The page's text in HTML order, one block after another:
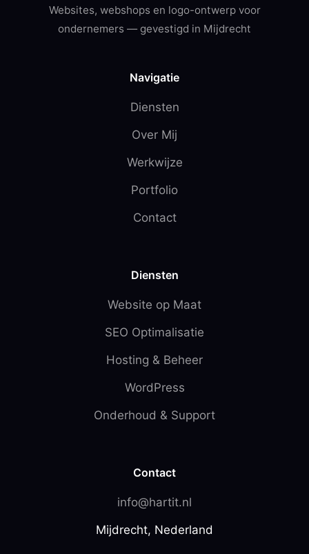
Websites, webshops en logo-ontwerp voor
ondernemers — gevestigd in Mijdrecht
Navigatie
Diensten
Over Mij
Werkwijze
Portfolio
Contact
Diensten
Website op Maat
SEO Optimalisatie
Hosting & Beheer
WordPress
Onderhoud & Support
Contact
info@hartit.nl
Mijdrecht, Nederland